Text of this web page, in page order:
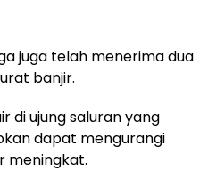
juga telah menerima dua
banjir.
di ujung saluran yang
dapat mengurangi
meningkat.